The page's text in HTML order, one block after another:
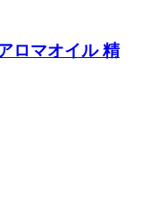
ロマオイル 精